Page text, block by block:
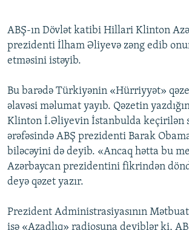
XƏBƏR BÜLLETENLƏRIMIZ
ABŞ-ın Dövlət katibi Hillari Klinton
prezidenti İlham Əliyevə zəng edib
etməsini istəyib.
Bu barədə Türkiyənin «Hürriyyət»
əlavəsi məlumat yayıb. Qəzetin
Klinton İ.Əliyevin İstanbulda keçirilən
ərəfəsində ABŞ prezidenti Barak
biləcəyini də deyib. «Ancaq hətta bu
Azərbaycan prezidentini fikrindən
deyə qəzet yazır.
Prezident Administrasiyasının
isə «Azadlıq» radiosuna deyiblər ki,